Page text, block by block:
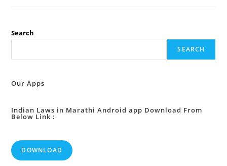
Search
SEARCH
Our Apps
Indian Laws in Marathi Android app Download From
Below Link :
DOWNLOAD